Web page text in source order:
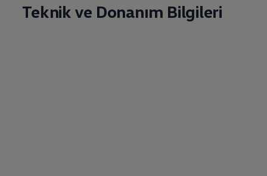
Teknik ve Donanım Bilgileri